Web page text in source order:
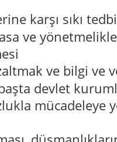
karşı sıkı
ve
ve bilgi ve
devlet
mücadeleye